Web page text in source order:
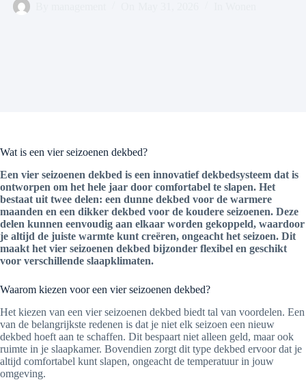
Wat is een vier seizoenen dekbed?
Een vier seizoenen dekbed is een innovatief dekbedsysteem dat is
ontworpen om het hele jaar door comfortabel te slapen. Het
bestaat uit twee delen: een dunne dekbed voor de warmere
maanden en een dikker dekbed voor de koudere seizoenen. Deze
delen kunnen eenvoudig aan elkaar worden gekoppeld, waardoor
je altijd de juiste warmte kunt creëren, ongeacht het seizoen. Dit
maakt het vier seizoenen dekbed bijzonder flexibel en geschikt
voor verschillende slaapklimaten.
Waarom kiezen voor een vier seizoenen dekbed?
Het kiezen van een vier seizoenen dekbed biedt tal van voordelen. Een
van de belangrijkste redenen is dat je niet elk seizoen een nieuw
dekbed hoeft aan te schaffen. Dit bespaart niet alleen geld, maar ook
ruimte in je slaapkamer. Bovendien zorgt dit type dekbed ervoor dat je
altijd comfortabel kunt slapen, ongeacht de temperatuur in jouw
omgeving.